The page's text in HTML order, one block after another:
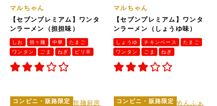
マルちゃん
【セブンプレミアム】ワンタ
ンラーメン（担担味）
しお 担々麺 中華
たまご
ワンタン
ごま ねぎ ピリ辛
マルちゃん
【セブンプレミアム】ワンタ
ンラーメン（しょうゆ味）
しょうゆ チキンベース
たまご
ワンタン
ごま ねぎ
コンビニ・販路限定
コンビニ・販路限定